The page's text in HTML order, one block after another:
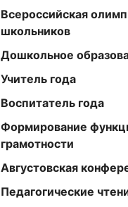
Всероссийская
школьников
Дошкольное
Учитель года
Воспитатель года
Формирование
грамотности
Августовская
Педагогические